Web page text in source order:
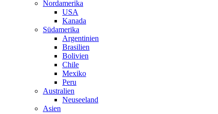
Nordamerika
USA
Kanada
Südamerika
Argentinien
Brasilien
Bolivien
Chile
Mexiko
Peru
Australien
Neuseeland
Asien